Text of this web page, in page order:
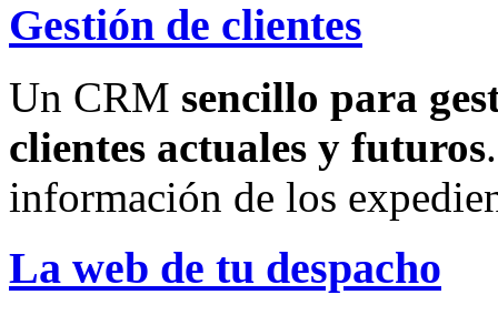
Gestión de clientes
Un CRM sencillo para
clientes actuales y futuros
información de los
La web de tu despacho